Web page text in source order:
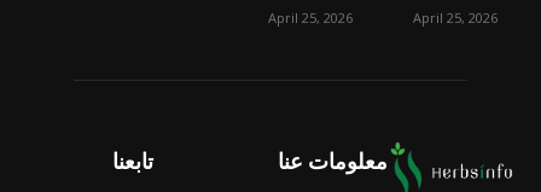
April 25, 2026
April 25, 2026
معلومات عنا تابعنا